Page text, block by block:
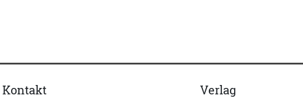
Kontakt Verlag